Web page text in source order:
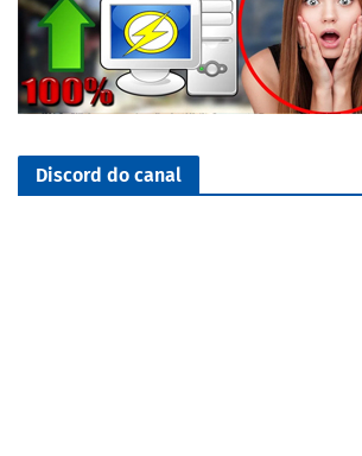
Discord do canal